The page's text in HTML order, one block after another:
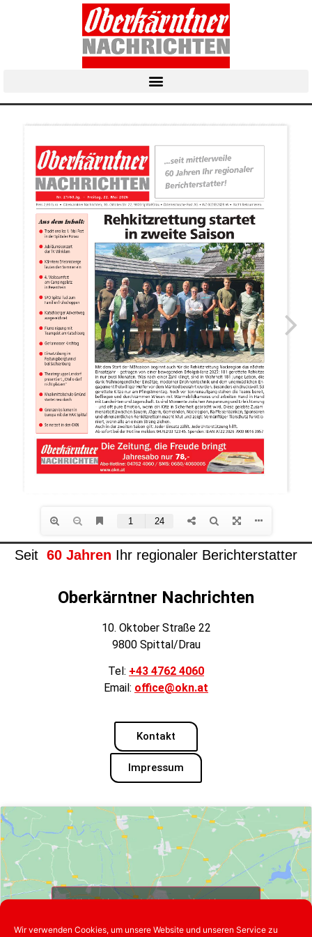
Wir verwenden Cookies, um unsere Website und unseren Service zu
Seit 60 Jahren Ihr regionaler Berichterstatter
Oberkärntner Nachrichten
10. Oktober Straße 22
9800 Spittal/Drau
Tel: +43 4762 4060
Email: office@okn.at
Kontakt
Impressum
Klicke hier, um Marketing-Cookies zu
aktivieren